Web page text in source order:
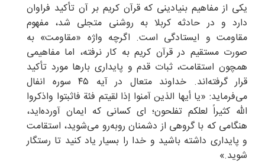
یکی از مفاهیم بنیادینی که قرآن کریم بر آن تأکید فراوان
دارد و در حادثه کربلا به روشنی متجلی شد، مفهوم
مقاومت و ایستادگی است. اگرچه واژه «مقاومت» به
صورت مستقیم در قرآن کریم به کار نرفته، اما مفاهیمی
همچون استقامت، ثبات قدم و پایداری بارها مورد تأکید
قرار گرفته‌اند. خداوند متعال در آیه ۴۵ سوره انفال
می‌فرماید: «یا أیها الذین آمنوا إذا لقیتم فئة فاثبتوا واذکروا
الله کثیراً لعلکم تفلحون؛ ای کسانی که ایمان آورده‌اید،
هنگامی که با گروهی از دشمنان روبه‌رو می‌شوید، استقامت
و پایداری داشته باشید و خدا را بسیار یاد کنید تا رستگار
شوید.»